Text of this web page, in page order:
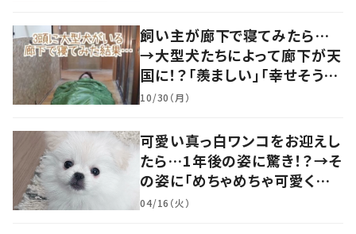
飼い主が廊下で寝てみたら…
→大型犬たちによって廊下が天
国に！？「羨ましい」「幸せそう」
の声
10/30（月）
可愛い真っ白ワンコをお迎えし
たら…1年後の姿に驚き！？→そ
の姿に「めちゃめちゃ可愛くて
笑いました」「個性が光ってる」
04/16（火）